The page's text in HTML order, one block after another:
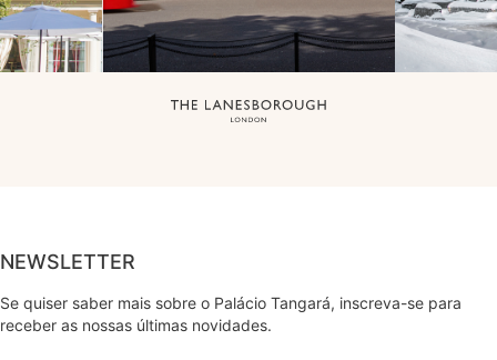
NEWSLETTER
Se quiser saber mais sobre o Palácio Tangará, inscreva-se para
receber as nossas últimas novidades.